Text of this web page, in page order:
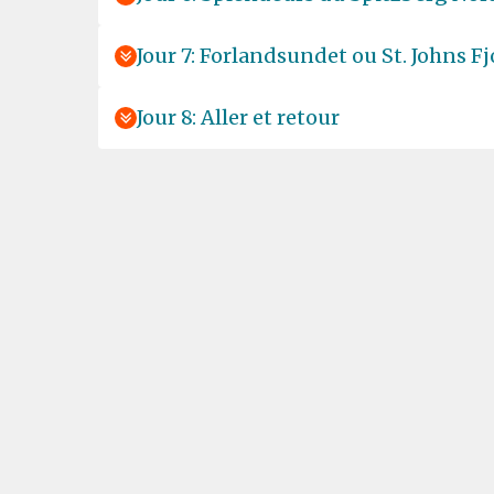
Jour 7: Forlandsundet ou St. Johns
Jour 8: Aller et retour